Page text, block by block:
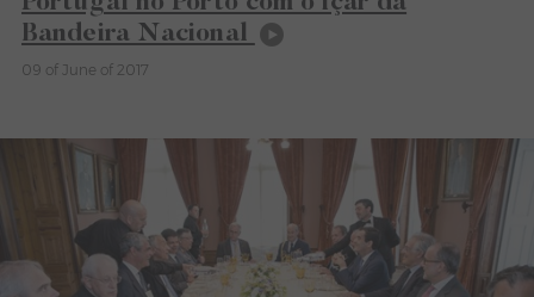
Bandeira Nacional
09 of June of 2017